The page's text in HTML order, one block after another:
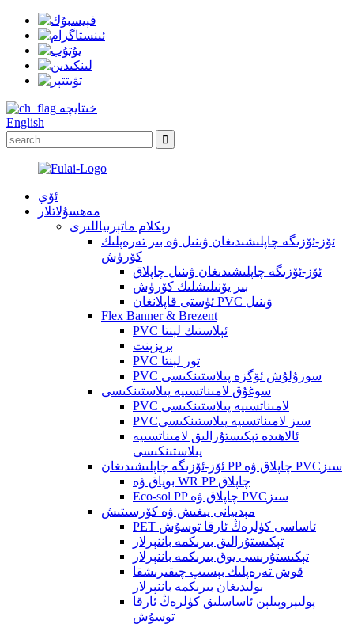
خىتايچە
English
ئۆي
مەھسۇلاتلار
رېكلام ماتېرىياللىرى
ئۆز-ئۆزىگە چاپلىشىدىغان ۋىنىل ۋە بىر تەرەپلىك
كۆرۈش
ئۆز-ئۆزىگە چاپلىشىدىغان ۋىنىل چاپلاق
بىر يۆنىلىشلىك كۆرۈش
ئۈستى قاپلانغان PVC ۋىنىل
Flex Banner & Brezent
PVC ئېلاستىك لېنتا
برېزېنت
PVC تور لېنتا
PVC سوزۇلۇش ئۆگزە پىلاستىنكىسى
سوغۇق لامىناتسىيە پىلاستىنكىسى
PVC لامىناتسىيە پىلاستىنكىسى
PVCسىز لامىناتسىيە پىلاستىنكىسى
ئالاھىدە تېكىستۇرالىق لامىناتسىيە
پىلاستىنكىسى
ئۆز-ئۆزىگە چاپلىشىدىغان PP چاپلاق ۋە PVCسىز
بوياق ۋە WR PP چاپلاق
Eco-sol PP چاپلاق ۋە PVCسىز
مېدىيانى يىغىش ۋە كۆرسىتىش
PET ئاساسى كۈلرەڭ ئارقا توسۇش
تېكىستۇرالىق بىرىكمە باننېرلار
تېكىستۇرىسى يوق بىرىكمە باننېرلار
قوش تەرەپلىك بېسىپ چىقىرىشقا
بولىدىغان بىرىكمە باننېرلار
پولىپروپىلېن ئاساسلىق كۈلرەڭ ئارقا
توسۇش